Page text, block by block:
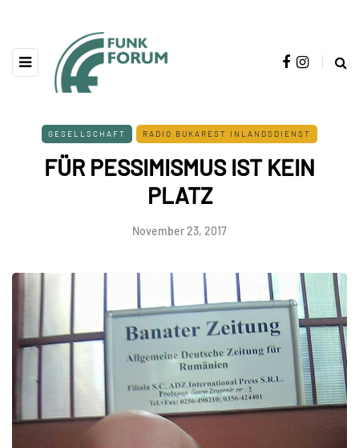
GESELLSCHAFT RADIO BUKAREST INLANDSDIENST
FÜR PESSIMISMUS IST KEIN
PLATZ
November 23, 2017